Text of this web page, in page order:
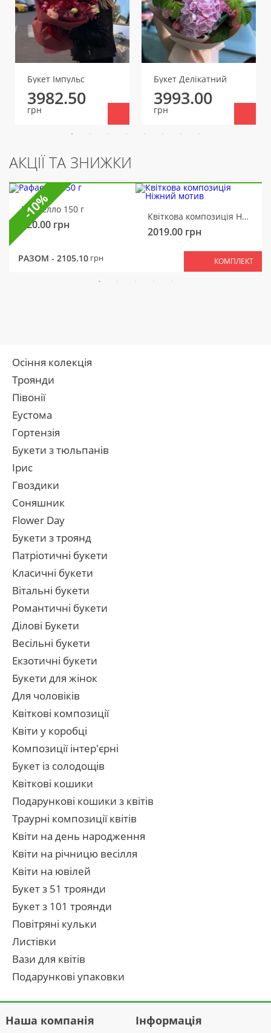
Букет Імпульс
3982.50
грн
Букет Делікатний
3993.00
грн
АКЦІЇ ТА ЗНИЖКИ
Рафаелло 150 г
320.00 грн
Квіткова композиція Ніжний мотив
2019.00 грн
РАЗОМ - 2105.10 грн КОМПЛЕКТ
-10%
Осіння колекція
Троянди
Півонії
Еустома
Гортензія
Букети з тюльпанів
Ірис
Гвоздики
Соняшник
Flower Day
Букети з троянд
Патріотичні букети
Класичні букети
Вітальні букети
Романтичні букети
Ділові Букети
Весільні букети
Екзотичні букети
Букети для жінок
Для чоловіків
Квіткові композиції
Квіти у коробці
Композиції інтер'єрні
Букет із солодощів
Квіткові кошики
Подарункові кошики з квітів
Траурні композиції квітів
Квіти на день народження
Квіти на річницю весілля
Квіти на ювілей
Букет з 51 троянди
Букет з 101 троянди
Повітряні кульки
Листівки
Вази для квітів
Подарункові упаковки
Наша компанія Інформація